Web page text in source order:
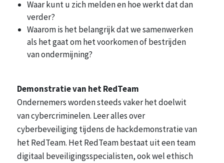
Waar kunt u zich melden en hoe werkt dat dan
verder?
Waarom is het belangrijk dat we samenwerken
als het gaat om het voorkomen of bestrijden
van ondermijning?
Demonstratie van het RedTeam
Ondernemers worden steeds vaker het doelwit
van cybercriminelen. Leer alles over
cyberbeveiliging tijdens de hackdemonstratie van
het RedTeam. Het RedTeam bestaat uit een team
digitaal beveiligingsspecialisten, ook wel ethisch